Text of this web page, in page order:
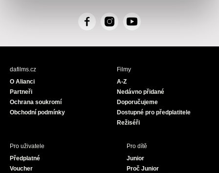
F
c
I
s
Y
u
dafilms.cz
O Alianci
Partneři
Ochrana soukromí
Obchodní podmínky
Filmy
A-Z
Nedávno přidané
Doporučujeme
Dostupné pro předplatitele
Režiséři
Pro uživatele
Předplatné
Voucher
Pro dítě
Junior
Proč Junior